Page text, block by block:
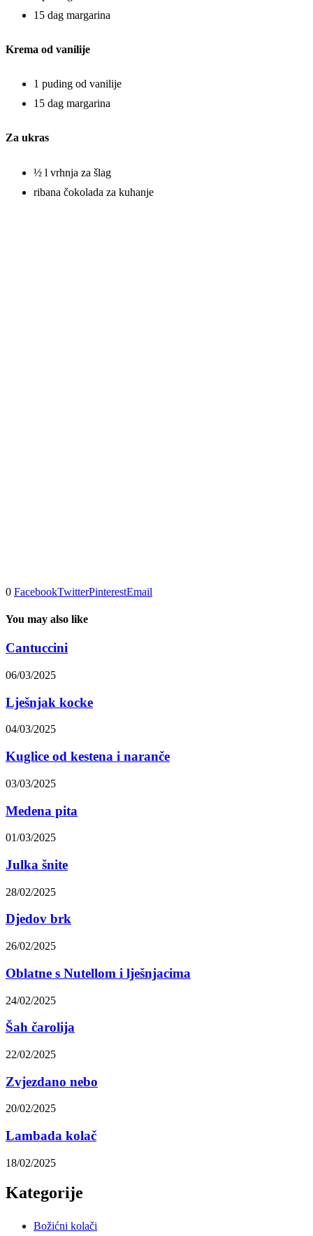
15 dag margarina
Krema od vanilije
1 puding od vanilije
15 dag margarina
Za ukras
½ l vrhnja za šlag
ribana čokolada za kuhanje
0 FacebookTwitterPinterestEmail
You may also like
Cantuccini
06/03/2025
Lješnjak kocke
04/03/2025
Kuglice od kestena i naranče
03/03/2025
Medena pita
01/03/2025
Julka šnite
28/02/2025
Djedov brk
26/02/2025
Oblatne s Nutellom i lješnjacima
24/02/2025
Šah čarolija
22/02/2025
Zvjezdano nebo
20/02/2025
Lambada kolač
18/02/2025
Kategorije
Božićni kolači